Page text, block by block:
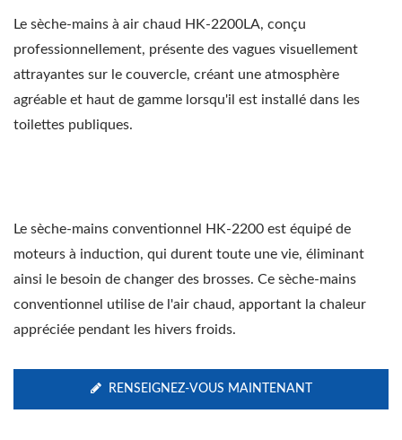
Le sèche-mains à air chaud HK-2200LA, conçu
professionnellement, présente des vagues visuellement
attrayantes sur le couvercle, créant une atmosphère
agréable et haut de gamme lorsqu'il est installé dans les
toilettes publiques.
Le sèche-mains conventionnel HK-2200 est équipé de
moteurs à induction, qui durent toute une vie, éliminant
ainsi le besoin de changer des brosses. Ce sèche-mains
conventionnel utilise de l'air chaud, apportant la chaleur
appréciée pendant les hivers froids.
RENSEIGNEZ-VOUS MAINTENANT